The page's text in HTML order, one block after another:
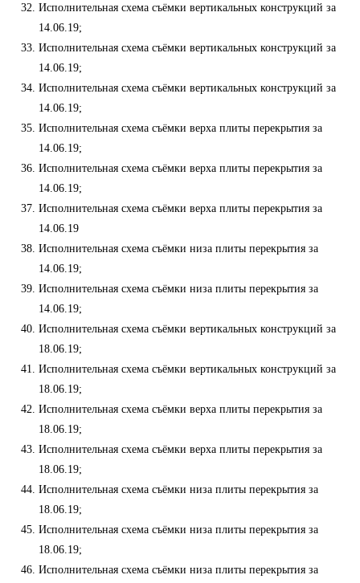
Исполнительная схема съёмки вертикальных конструкций за
14.06.19;
Исполнительная схема съёмки вертикальных конструкций за
14.06.19;
Исполнительная схема съёмки вертикальных конструкций за
14.06.19;
Исполнительная схема съёмки верха плиты перекрытия за
14.06.19;
Исполнительная схема съёмки верха плиты перекрытия за
14.06.19;
Исполнительная схема съёмки верха плиты перекрытия за
14.06.19
Исполнительная схема съёмки низа плиты перекрытия за
14.06.19;
Исполнительная схема съёмки низа плиты перекрытия за
14.06.19;
Исполнительная схема съёмки вертикальных конструкций за
18.06.19;
Исполнительная схема съёмки вертикальных конструкций за
18.06.19;
Исполнительная схема съёмки верха плиты перекрытия за
18.06.19;
Исполнительная схема съёмки верха плиты перекрытия за
18.06.19;
Исполнительная схема съёмки низа плиты перекрытия за
18.06.19;
Исполнительная схема съёмки низа плиты перекрытия за
18.06.19;
Исполнительная схема съёмки низа плиты перекрытия за